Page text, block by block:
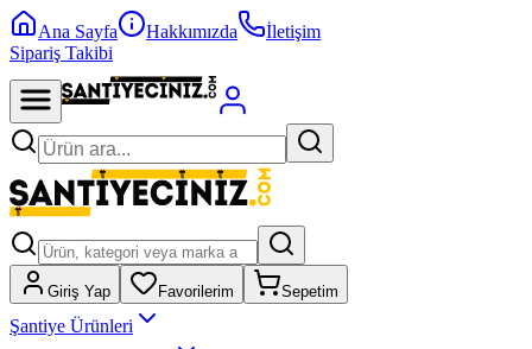
Ana Sayfa Hakkımızda
İletişim
Sipariş Takibi
Giriş Yap Favorilerim Sepetim
Şantiye Ürünleri